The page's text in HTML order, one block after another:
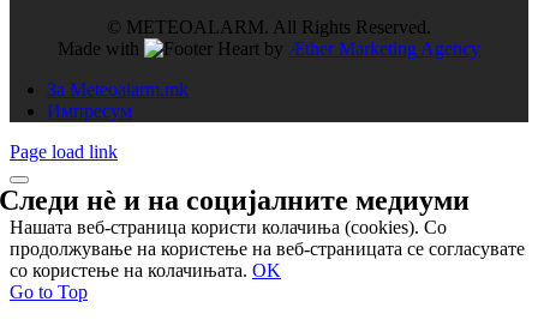
© METEOALARM. All Rights Reserved.
Made with
by Æther Marketing Agency
За Meteoalarm.mk
Импресум
Page load link
Следи нѐ и насоцијалните медиуми
Нашата веб-страница користи колачиња (cookies). Со
продолжување на користење на веб-страницата се согласувате
со користење на колачињата. OK
Go to Top